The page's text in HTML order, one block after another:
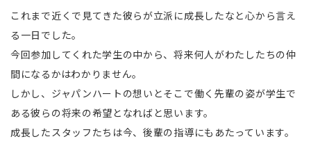
これまで近くで見てきた彼らが立派に成長したなと心から言え
る一日でした。
今回参加してくれた学生の中から、将来何人がわたしたちの仲
間になるかはわかりません。
しかし、ジャパンハートの想いとそこで働く先輩の姿が学生で
ある彼らの将来の希望となればと思います。
成長したスタッフたちは今、後輩の指導にもあたっています。